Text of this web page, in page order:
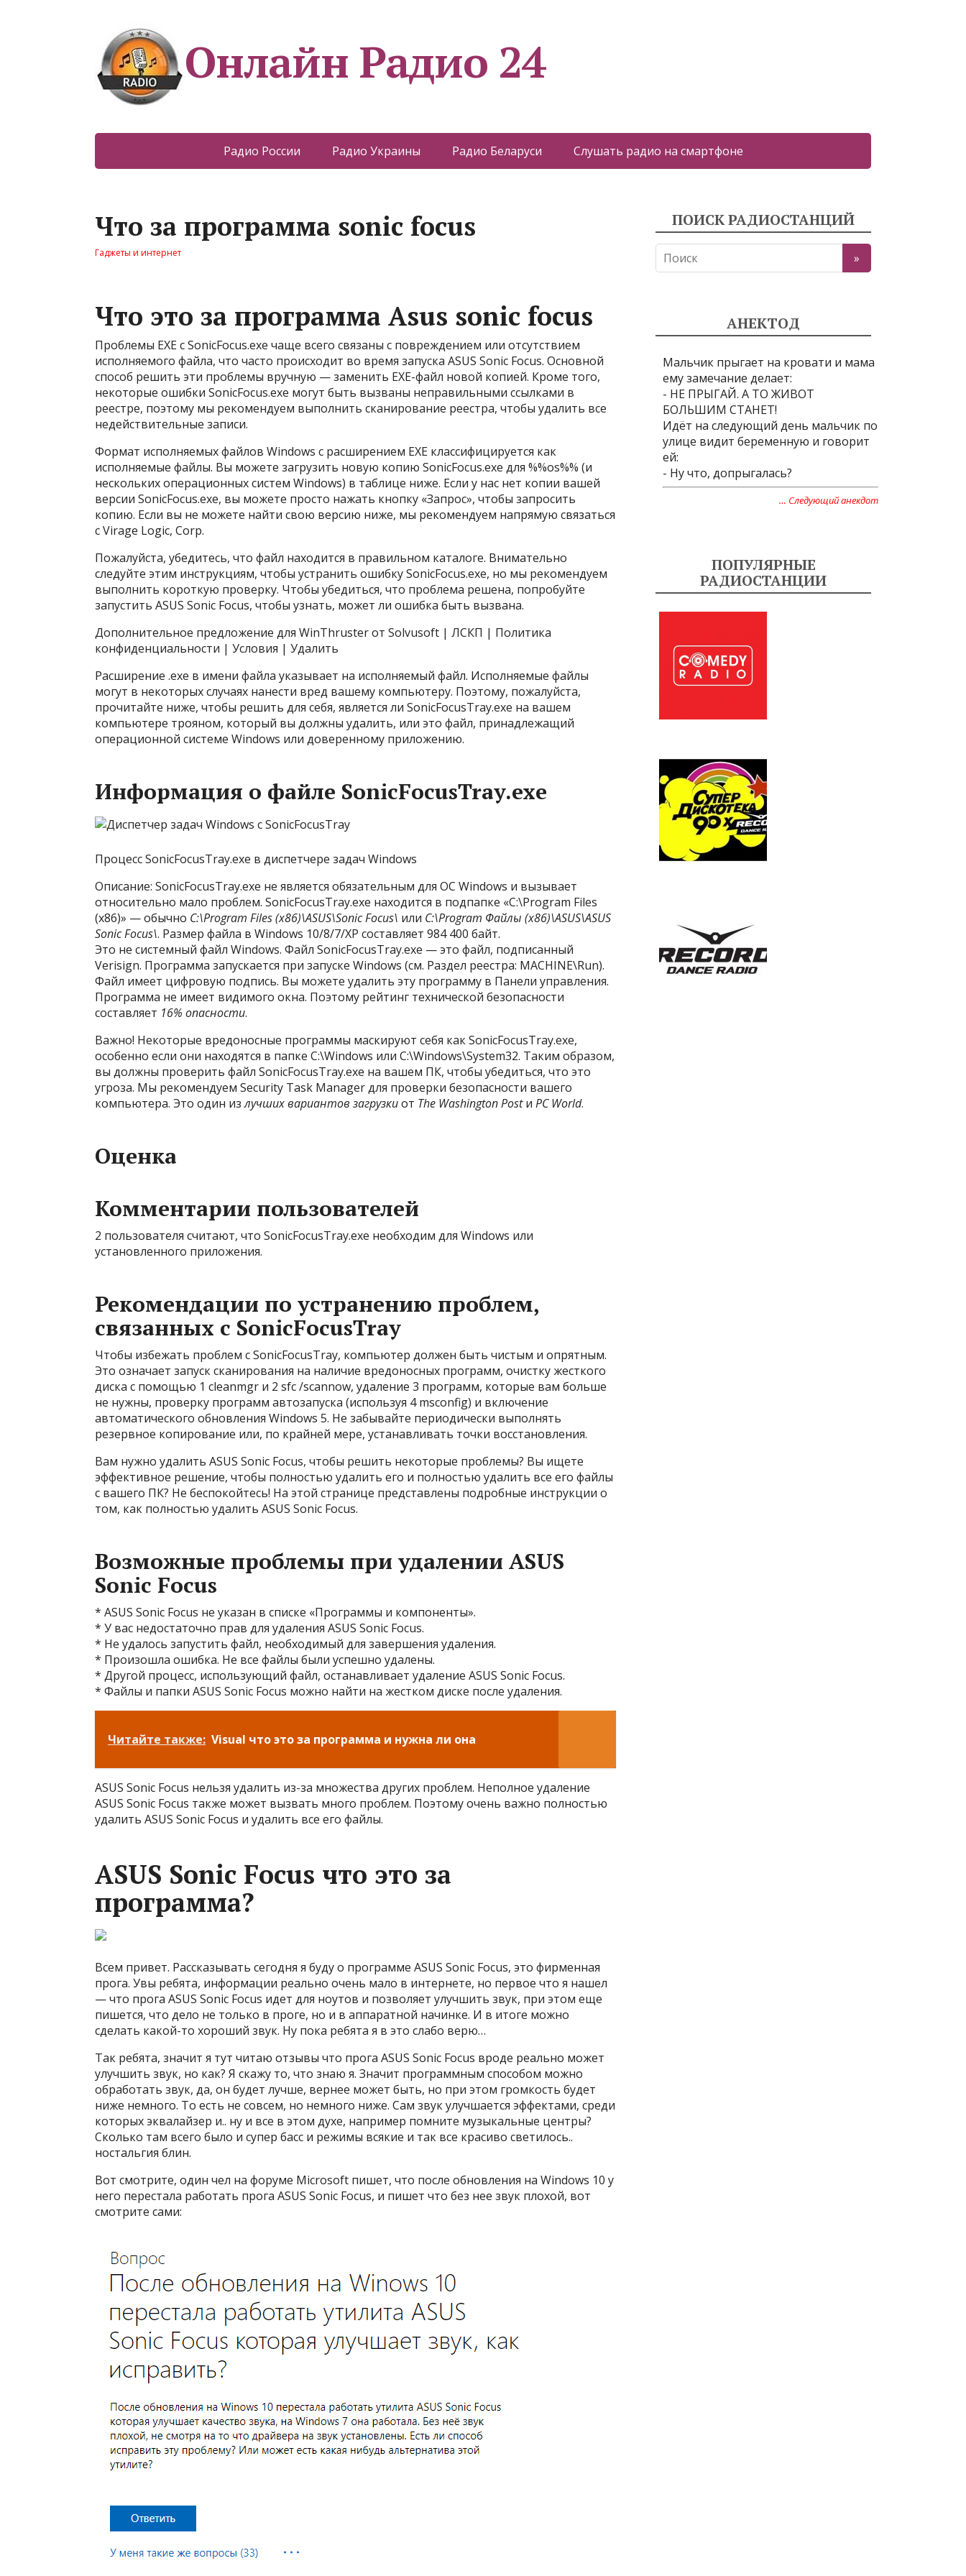
Онлайн Радио 24
Радио России Радио Украины Радио Беларуси Слушать радио на смартфоне
Что за программа sonic focus
Гаджеты и интернет
Что это за программа Asus sonic focus
Проблемы EXE с SonicFocus.exe чаще всего связаны с повреждением или отсутствием
исполняемого файла, что часто происходит во время запуска ASUS Sonic Focus. Основной
способ решить эти проблемы вручную — заменить EXE-файл новой копией. Кроме того,
некоторые ошибки SonicFocus.exe могут быть вызваны неправильными ссылками в
реестре, поэтому мы рекомендуем выполнить сканирование реестра, чтобы удалить все
недействительные записи.
Формат исполняемых файлов Windows с расширением EXE классифицируется как
исполняемые файлы. Вы можете загрузить новую копию SonicFocus.exe для %%os%% (и
нескольких операционных систем Windows) в таблице ниже. Если у нас нет копии вашей
версии SonicFocus.exe, вы можете просто нажать кнопку «Запрос», чтобы запросить
копию. Если вы не можете найти свою версию ниже, мы рекомендуем напрямую связаться
с Virage Logic, Corp.
Пожалуйста, убедитесь, что файл находится в правильном каталоге. Внимательно
следуйте этим инструкциям, чтобы устранить ошибку SonicFocus.exe, но мы рекомендуем
выполнить короткую проверку. Чтобы убедиться, что проблема решена, попробуйте
запустить ASUS Sonic Focus, чтобы узнать, может ли ошибка быть вызвана.
Дополнительное предложение для WinThruster от Solvusoft | ЛСКП | Политика
конфиденциальности | Условия | Удалить
Расширение .exe в имени файла указывает на исполняемый файл. Исполняемые файлы
могут в некоторых случаях нанести вред вашему компьютеру. Поэтому, пожалуйста,
прочитайте ниже, чтобы решить для себя, является ли SonicFocusTray.exe на вашем
компьютере трояном, который вы должны удалить, или это файл, принадлежащий
операционной системе Windows или доверенному приложению.
Информация о файле SonicFocusTray.exe
Процесс SonicFocusTray.exe в диспетчере задач Windows
Описание: SonicFocusTray.exe не является обязательным для ОС Windows и вызывает
относительно мало проблем. SonicFocusTray.exe находится в подпапке «C:\Program Files
(x86)» — обычно C:\Program Files (x86)\ASUS\Sonic Focus\ или C:\Program Файлы (x86)\ASUS\ASUS
Sonic Focus\. Размер файла в Windows 10/8/7/XP составляет 984 400 байт.
Это не системный файл Windows. Файл SonicFocusTray.exe — это файл, подписанный
Verisign. Программа запускается при запуске Windows (см. Раздел реестра: MACHINE\Run).
Файл имеет цифровую подпись. Вы можете удалить эту программу в Панели управления.
Программа не имеет видимого окна. Поэтому рейтинг технической безопасности
составляет 16% опасности.
Важно! Некоторые вредоносные программы маскируют себя как SonicFocusTray.exe,
особенно если они находятся в папке C:\Windows или C:\Windows\System32. Таким образом,
вы должны проверить файл SonicFocusTray.exe на вашем ПК, чтобы убедиться, что это
угроза. Мы рекомендуем Security Task Manager для проверки безопасности вашего
компьютера. Это один излучших вариантов загрузкиот The Washington Postи PC World.
Оценка
Комментарии пользователей
2 пользователя считают, что SonicFocusTray.exe необходим для Windows или
установленного приложения.
Рекомендации по устранению проблем,
связанных с SonicFocusTray
Чтобы избежать проблем с SonicFocusTray, компьютер должен быть чистым и опрятным.
Это означает запуск сканирования на наличие вредоносных программ, очистку жесткого
диска с помощью 1 cleanmgr и 2 sfc /scannow, удаление 3 программ, которые вам больше
не нужны, проверку программ автозапуска (используя 4 msconfig) и включение
автоматического обновления Windows 5. Не забывайте периодически выполнять
резервное копирование или, по крайней мере, устанавливать точки восстановления.
Вам нужно удалить ASUS Sonic Focus, чтобы решить некоторые проблемы? Вы ищете
эффективное решение, чтобы полностью удалить его и полностью удалить все его файлы
с вашего ПК? Не беспокойтесь! На этой странице представлены подробные инструкции о
том, как полностью удалить ASUS Sonic Focus.
Возможные проблемы при удалении ASUS
Sonic Focus
* ASUS Sonic Focus не указан в списке «Программы и компоненты».
* У вас недостаточно прав для удаления ASUS Sonic Focus.
* Не удалось запустить файл, необходимый для завершения удаления.
* Произошла ошибка. Не все файлы были успешно удалены.
* Другой процесс, использующий файл, останавливает удаление ASUS Sonic Focus.
* Файлы и папки ASUS Sonic Focus можно найти на жестком диске после удаления.
Читайте также: Visual что это за программа и нужна ли она
ASUS Sonic Focus нельзя удалить из-за множества других проблем. Неполное удаление
ASUS Sonic Focus также может вызвать много проблем. Поэтому очень важно полностью
удалить ASUS Sonic Focus и удалить все его файлы.
ASUS Sonic Focus что это за
программа?
Всем привет. Рассказывать сегодня я буду о программе ASUS Sonic Focus, это фирменная
прога. Увы ребята, информации реально очень мало в интернете, но первое что я нашел
— что прога ASUS Sonic Focus идет для ноутов и позволяет улучшить звук, при этом еще
пишется, что дело не только в проге, но и в аппаратной начинке. И в итоге можно
сделать какой-то хороший звук. Ну пока ребята я в это слабо верю…
Так ребята, значит я тут читаю отзывы что прога ASUS Sonic Focus вроде реально может
улучшить звук, но как? Я скажу то, что знаю я. Значит программным способом можно
обработать звук, да, он будет лучше, вернее может быть, но при этом громкость будет
ниже немного. То есть не совсем, но немного ниже. Сам звук улучшается эффектами, среди
которых эквалайзер и.. ну и все в этом духе, например помните музыкальные центры?
Сколько там всего было и супер басс и режимы всякие и так все красиво светилось..
ностальгия блин.
Вот смотрите, один чел на форуме Microsoft пишет, что после обновления на Windows 10 у
него перестала работать прога ASUS Sonic Focus, и пишет что без нее звук плохой, вот
смотрите сами:
ПОИСК РАДИОСТАНЦИЙ
АНЕКТОД
Мальчик прыгает на кровати и мама
ему замечание делает:
- НЕ ПРЫГАЙ. А ТО ЖИВОТ
БОЛЬШИМ СТАНЕТ!
Идёт на следующий день мальчик по
улице видит беременную и говорит
ей:
- Ну что, допрыгалась?
… Следующий анекдот
ПОПУЛЯРНЫЕ
РАДИОСТАНЦИИ